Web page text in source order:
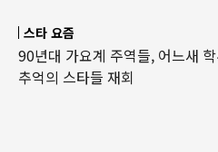
스타 요즘
90년대 가요계 주역들, 어느새
추억의 스타들 재회